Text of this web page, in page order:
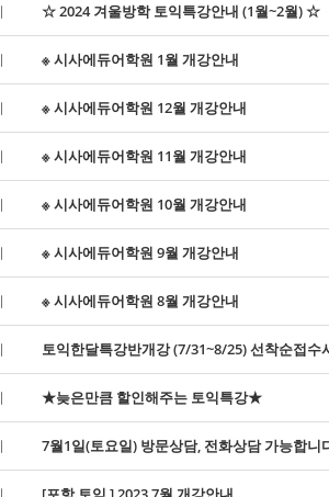
☆ 2024 겨울방학 토익특강안내 (1월~2월) ☆
※ 시사에듀어학원 1월 개강안내
※ 시사에듀어학원 12월 개강안내
※ 시사에듀어학원 11월 개강안내
※ 시사에듀어학원 10월 개강안내
※ 시사에듀어학원 9월 개강안내
※ 시사에듀어학원 8월 개강안내
토익한달특강반개강 (7/31~8/25) 선착순접수
★늦은만큼 할인해주는 토익특강★
7월1일(토요일) 방문상담, 전화상담 가능합니